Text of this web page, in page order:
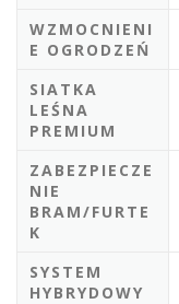
WZMOCNIENI
E OGRODZEŃ
SIATKA
LEŚNA
PREMIUM
ZABEZPIECZE
NIE
BRAM/FURTE
K
SYSTEM
HYBRYDOWY